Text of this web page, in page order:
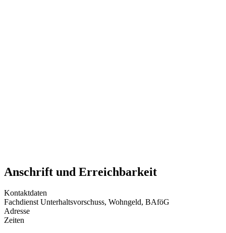
Anschrift und Erreichbarkeit
Kontaktdaten
Fachdienst Unterhaltsvorschuss, Wohngeld, BAföG
Adresse
Zeiten